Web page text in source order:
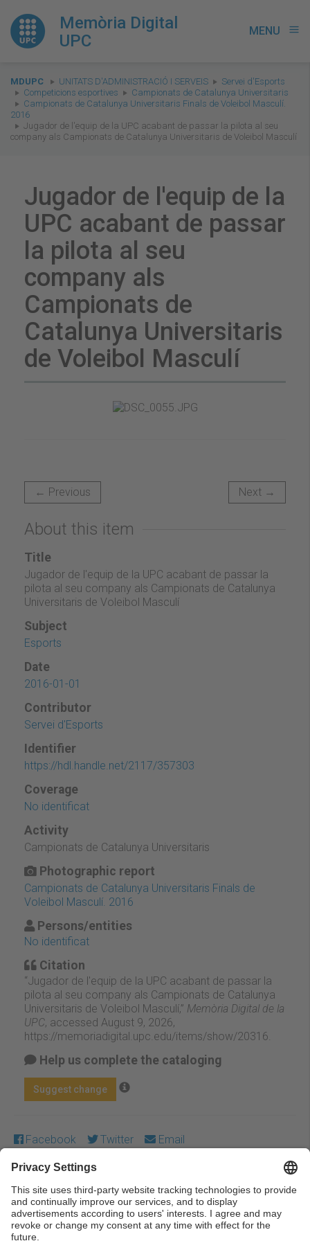
Memòria Digital
UPC
MENU menu
You
are
here:
MDUPC UNITATS D'ADMINISTRACIÓ I SERVEIS
Servei d'Esports
Competicions esportives
Campionats de Catalunya Universitaris
Campionats de Catalunya Universitaris Finals de Voleibol Masculí.
2016
Jugador de l'equip de la UPC acabant de passar la pilota al seu
company als Campionats de Catalunya Universitaris de Voleibol Masculí
Jugador de l'equip de la
UPC acabant de passar
la pilota al seu
company als
Campionats de
Catalunya Universitaris
de Voleibol Masculí
← Previous Next →
About this item
Title
Jugador de l'equip de la UPC acabant de passar la
pilota al seu company als Campionats de Catalunya
Universitaris de Voleibol Masculí
Subject
Esports
Date
2016-01-01
Contributor
Servei d'Esports
Identifier
https://hdl.handle.net/2117/357303
Coverage
No identificat
Activity
Campionats de Catalunya Universitaris
Photographic report
Campionats de Catalunya Universitaris Finals de
Voleibol Masculí. 2016
Persons/entities
No identificat
Citation
“Jugador de l'equip de la UPC acabant de passar la
pilota al seu company als Campionats de Catalunya
Universitaris de Voleibol Masculí,” Memòria Digital de la
UPC, accessed August 9, 2026,
https://memoriadigital.upc.edu/items/show/20316
Help us complete the cataloging
Suggest change
Facebook Twitter Email
Except where otherwise noted, content on this work is
licensed under a Creative Commons license:Attribution-
NonCommercial-NoDerivs 3.0 Spain